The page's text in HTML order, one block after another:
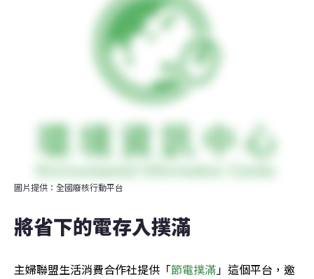
圖片提供：全國廢核行動平台
將省下的電存入撲滿
主婦聯盟生活消費合作社提供「節電撲滿」這個平台，邀